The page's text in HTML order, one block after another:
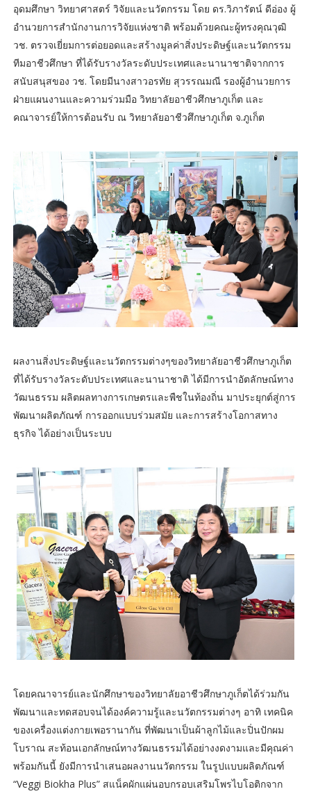
อุดมศึกษา วิทยาศาสตร์ วิจัยและนวัตกรรม โดย ดร.วิภารัตน์ ดีอ่อง ผู้
อำนวยการสำนักงานการวิจัยแห่งชาติ พร้อมด้วยคณะผู้ทรงคุณวุฒิ
วช. ตรวจเยี่ยมการต่อยอดและสร้างมูลค่าสิ่งประดิษฐ์และนวัตกรรม
ทีมอาชีวศึกษา ที่ได้รับรางวัลระดับประเทศและนานาชาติจากการ
สนับสนุสของ วช. โดยมีนางสาวอรทัย สุวรรณมณี รองผู้อำนวยการ
ฝ่ายแผนงานและความร่วมมือ วิทยาลัยอาชีวศึกษาภูเก็ต และ
คณาจารย์ให้การต้อนรับ ณ วิทยาลัยอาชีวศึกษาภูเก็ต จ.ภูเก็ต
ผลงานสิ่งประดิษฐ์และนวัตกรรมต่างๆของวิทยาลัยอาชีวศึกษาภูเก็ต
ที่ได้รับรางวัลระดับประเทศและนานาชาติ ได้มีการนำอัตลักษณ์ทาง
วัฒนธรรม ผลิตผลทางการเกษตรและพืชในท้องถิ่น มาประยุกต์สู่การ
พัฒนาผลิตภัณฑ์ การออกแบบร่วมสมัย และการสร้างโอกาสทาง
ธุรกิจ ได้อย่างเป็นระบบ
โดยคณาจารย์และนักศึกษาของวิทยาลัยอาชีวศึกษาภูเก็ตได้ร่วมกัน
พัฒนาและทดสอบจนได้องค์ความรู้และนวัตกรรมต่างๆ อาทิ เทคนิค
ของเครื่องแต่งกายเพอรานากัน ที่พัฒนาเป็นผ้าลูกไม้และปิ่นปักผม
โบราณ สะท้อนเอกลักษณ์ทางวัฒนธรรมได้อย่างงดงามและมีคุณค่า
พร้อมกันนี้ ยังมีการนำเสนอผลงานนวัตกรรม ในรูปแบบผลิตภัณฑ์
“Veggi Biokha Plus” สแน็คผักแผ่นอบกรอบเสริมโพรไบโอติกจาก